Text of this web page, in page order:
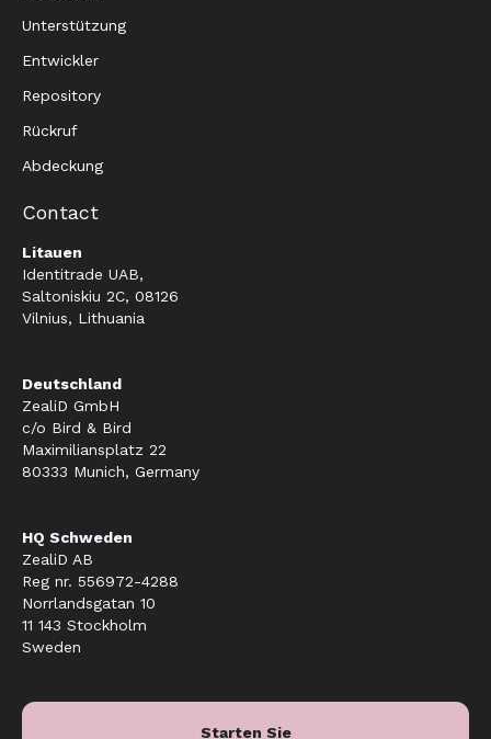
Unterstützung
Entwickler
Repository
Rückruf
Abdeckung
Contact
Litauen
Identitrade UAB,
Saltoniskiu 2C, 08126
Vilnius, Lithuania
Deutschland
ZealiD GmbH
c/o Bird & Bird
Maximiliansplatz 22
80333 Munich, Germany
HQ Schweden
ZealiD AB
Reg nr. 556972-4288
Norrlandsgatan 10
11 143 Stockholm
Sweden
Starten Sie